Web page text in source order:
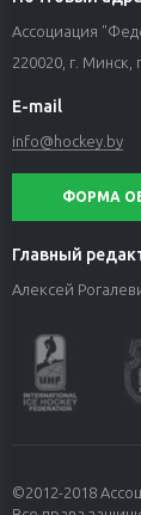
Ассоциация
220020, г.
E-mail
info@hockey.by
ФОРМА
Главный
Алексей
©2012-2018